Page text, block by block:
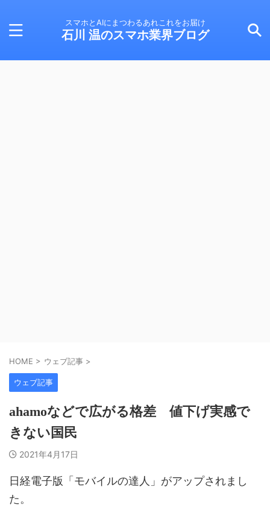
スマホとAIにまつわるあれこれをお届け
石川 温のスマホ業界ブログ
HOME > ウェブ記事 >
ウェブ記事
ahamoなどで広がる格差 値下げ実感で
きない国民
2021年4月17日
日経電子版「モバイルの達人」がアップされまし
た。